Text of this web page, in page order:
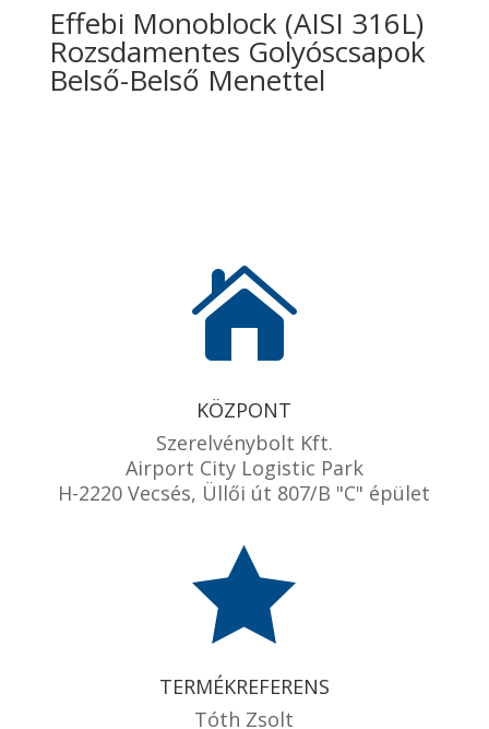
Effebi Monoblock (AISI 316L)
Rozsdamentes Golyóscsapok
Belső-Belső Menettel

KÖZPONT
Szerelvénybolt Kft.
Airport City Logistic Park
H-2220 Vecsés, Üllői út 807/B "C" épület

TERMÉKREFERENS
Tóth Zsolt